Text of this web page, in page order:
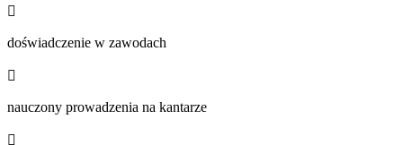

doświadczenie w zawodach

nauczony prowadzenia na kantarze
